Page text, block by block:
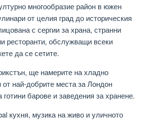
многообразие район в южен
от целия град до историческия
с сергии за храна, странни
ресторанти, обслужващи всеки
да се сетите.
ще намерите на хладно
най-добрите места за Лондон
готини барове и заведения за хранене.
кухня, музика на живо и уличното